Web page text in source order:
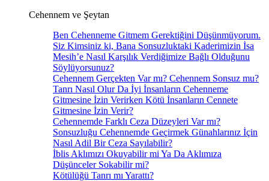
Cehennem ve Şeytan
Ben Cehenneme Gitmem Gerektiğini Düşünmüyorum.
Siz Kimsiniz ki, Bana Sonsuzluktaki Kaderimizin İsa
Mesih’e Nasıl Karşılık Verdiğimize Bağlı Olduğunu
Söylüyorsunuz?
Cehennem Gerçekten Var mı? Cehennem Sonsuz mu?
Tanrı Nasıl Olur Da İyi İnsanların Cehenneme
Gitmesine İzin Verirken Kötü İnsanların Cennete
Gitmesine İzin Verir?
Cehennemde Farklı Ceza Düzeyleri Var mı?
Sonsuzluğu Cehennemde Geçirmek Günahlarınız İçin
Nasıl Adil Bir Ceza Sayılabilir?
İblis Aklımızı Okuyabilir mi Ya Da Aklımıza
Düşünceler Sokabilir mi?
Kötülüğü Tanrı mı Yarattı?